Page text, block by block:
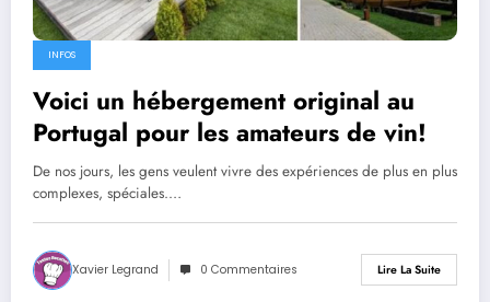
INFOS
Voici un hébergement original au
Portugal pour les amateurs de vin!
De nos jours, les gens veulent vivre des expériences de plus en plus
complexes, spéciales.…
Xavier Legrand 0 Commentaires Lire La Suite